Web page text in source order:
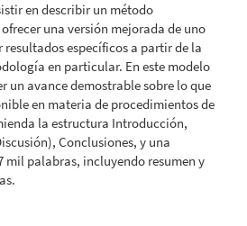
en describir un método
una versión mejorada de uno
resultados específicos a partir de la
en particular. En este modelo
un avance demostrable sobre lo que
en materia de procedimientos de
la estructura Introducción,
Conclusiones, y una
mil palabras, incluyendo resumen y